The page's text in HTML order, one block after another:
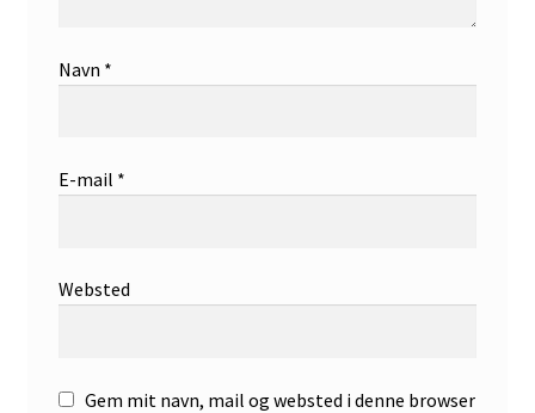
Navn *
E-mail *
Websted
Gem mit navn, mail og websted i denne browser